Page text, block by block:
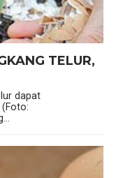
TELUR,
dapat